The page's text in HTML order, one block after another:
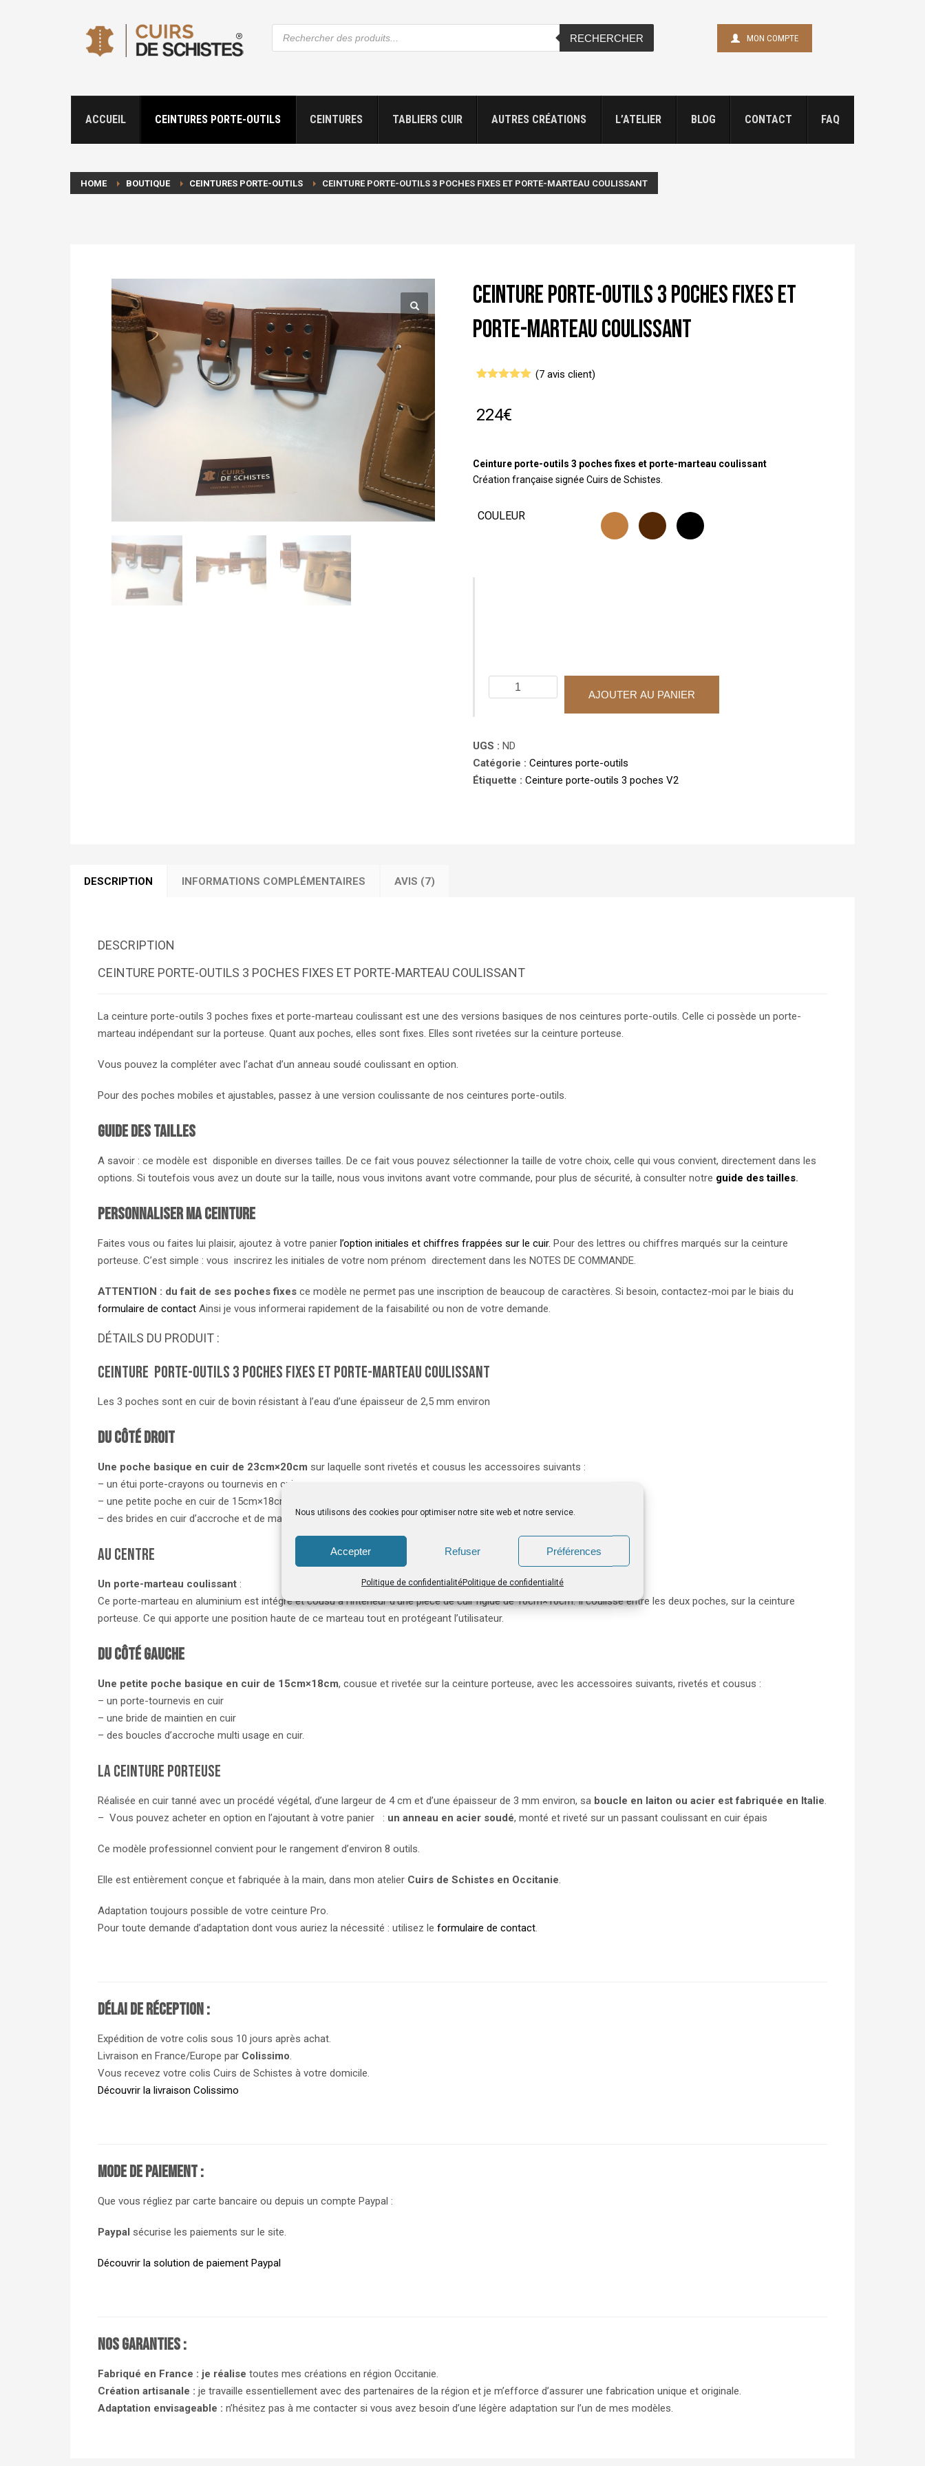
Nous utilisons des cookies pour optimiser notre site web et notre service.
Accepter Refuser Préférences
Politique de confidentialitéPolitique de confidentialité
Recherche
de
produits
RECHERCHER MON COMPTE
ACCUEIL CEINTURES PORTE-OUTILS CEINTURES TABLIERS CUIR AUTRES CRÉATIONS L’ATELIER BLOG CONTACT FAQ
HOME BOUTIQUE CEINTURES PORTE-OUTILS CEINTURE PORTE-OUTILS 3 POCHES FIXES ET PORTE-MARTEAU COULISSANT
Ceinture porte-outils 3 poches fixes et
Porte-marteau coulissant
basé sur
notations
(7 avis client)
224€
Ceinture porte-outils 3 poches fixes et porte-marteau coulissant
Création française signée Cuirs de Schistes.
COULEUR
quantité
de
outils
3
poches
AJOUTER AU PANIER
UGS : ND
Catégorie : Ceintures porte-outils
Étiquette : Ceinture porte-outils 3 poches V2
DESCRIPTION INFORMATIONS COMPLÉMENTAIRES AVIS (7)
DESCRIPTION
CEINTURE PORTE-OUTILS 3 POCHES FIXES ET PORTE-MARTEAU COULISSANT
La ceinture porte-outils 3 poches fixes et porte-marteau coulissant est une des versions basiques de nos ceintures porte-outils. Celle ci possède un porte-
marteau indépendant sur la porteuse. Quant aux poches, elles sont fixes. Elles sont rivetées sur la ceinture porteuse.
Vous pouvez la compléter avec l’achat d’un anneau soudé coulissant en option.
Pour des poches mobiles et ajustables, passez à une version coulissante de nos ceintures porte-outils.
Guide des tailles
A savoir : ce modèle est disponible en diverses tailles. De ce fait vous pouvez sélectionner la taille de votre choix, celle qui vous convient, directement dans les
options. Si toutefois vous avez un doute sur la taille, nous vous invitons avant votre commande, pour plus de sécurité, à consulter notre guide des tailles.
Personnaliser ma ceinture
Faites vous ou faites lui plaisir, ajoutez à votre panier l’option initiales et chiffres frappées sur le cuir. Pour des lettres ou chiffres marqués sur la ceinture
porteuse. C’est simple : vous inscrirez les initiales de votre nom prénom directement dans les NOTES DE COMMANDE.
ATTENTION : du fait de ses poches fixes ce modèle ne permet pas une inscription de beaucoup de caractères. Si besoin, contactez-moi par le biais du
formulaire de contact Ainsi je vous informerai rapidement de la faisabilité ou non de votre demande.
DÉTAILS DU PRODUIT :
Ceinture porte-outils 3 poches fixes et porte-marteau coulissant
Les 3 poches sont en cuir de bovin résistant à l’eau d’une épaisseur de 2,5 mm environ
Du côté droit
Une poche basique en cuir de 23cm×20cm sur laquelle sont rivetés et cousus les accessoires suivants :
– un étui porte-crayons ou tournevis en cuir
– une petite poche en cuir de 15cm×18cm
– des brides en cuir d’accroche et de maintien d’outils
Au centre
Un porte-marteau coulissant :
Ce porte-marteau en aluminium est intégré et cousu à l’intérieur d’une pièce de cuir rigide de 10cm×10cm. Il coulisse entre les deux poches, sur la ceinture
porteuse. Ce qui apporte une position haute de ce marteau tout en protégeant l’utilisateur.
Du côté gauche
Une petite poche basique en cuir de 15cm×18cm, cousue et rivetée sur la ceinture porteuse, avec les accessoires suivants, rivetés et cousus :
– un porte-tournevis en cuir
– une bride de maintien en cuir
– des boucles d’accroche multi usage en cuir.
La ceinture porteuse
Réalisée en cuir tanné avec un procédé végétal, d’une largeur de 4 cm et d’une épaisseur de 3 mm environ, sa boucle en laiton ou acier est fabriquée en Italie.
– Vous pouvez acheter en option en l’ajoutant à votre panier : un anneau en acier soudé, monté et riveté sur un passant coulissant en cuir épais
Ce modèle professionnel convient pour le rangement d’environ 8 outils.
Elle est entièrement conçue et fabriquée à la main, dans mon atelier Cuirs de Schistes en Occitanie.
Adaptation toujours possible de votre ceinture Pro.
Pour toute demande d’adaptation dont vous auriez la nécessité : utilisez le formulaire de contact.
Délai de réception :
Expédition de votre colis sous 10 jours après achat.
Livraison en France/Europe par Colissimo.
Vous recevez votre colis Cuirs de Schistes à votre domicile.
Découvrir la livraison Colissimo
Mode de paiement :
Que vous régliez par carte bancaire ou depuis un compte Paypal :
Paypal sécurise les paiements sur le site.
Découvrir la solution de paiement Paypal
Nos garanties :
Fabriqué en France : je réalise toutes mes créations en région Occitanie.
Création artisanale : je travaille essentiellement avec des partenaires de la région et je m’efforce d’assurer une fabrication unique et originale.
Adaptation envisageable : n’hésitez pas à me contacter si vous avez besoin d’une légère adaptation sur l’un de mes modèles.